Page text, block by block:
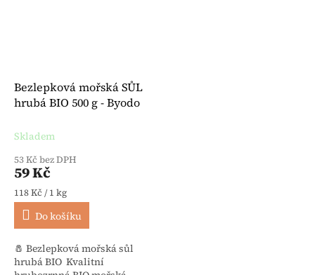
Bezlepková mořská SŮL
hrubá BIO 500 g - Byodo
Skladem
53 Kč bez DPH
59 Kč
Měrná cena:
118 Kč / 1 kg
Do košíku
🧂 Bezlepková mořská sůl
hrubá BIO Kvalitní